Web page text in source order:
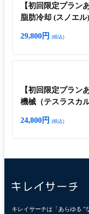
【初回限定プラン
脂肪冷却 (スノエル)
29,800円 (税込)
【初回限定プラン
機械（テスラスカ
24,800円 (税込)
キレイサーチは「あらゆる “